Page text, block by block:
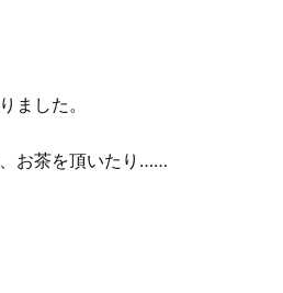
ました。
お茶を頂いたり……